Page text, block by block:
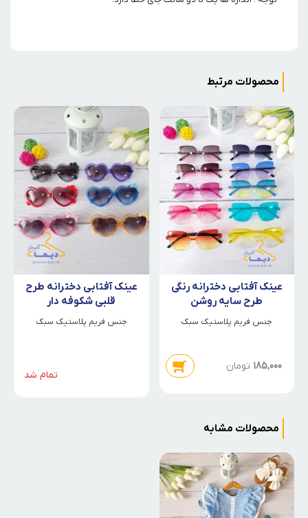
محصولات مرتبط
عینک آفتابی دخترانه رنگی
طرح سایه روشن
جنس فریم پلاستیک سبک
185,000 تومان
عینک آفتابی دخترانه طرح
قلبی شکوفه دار
جنس فریم پلاستیک سبک
تمام شد
محصولات مشابه